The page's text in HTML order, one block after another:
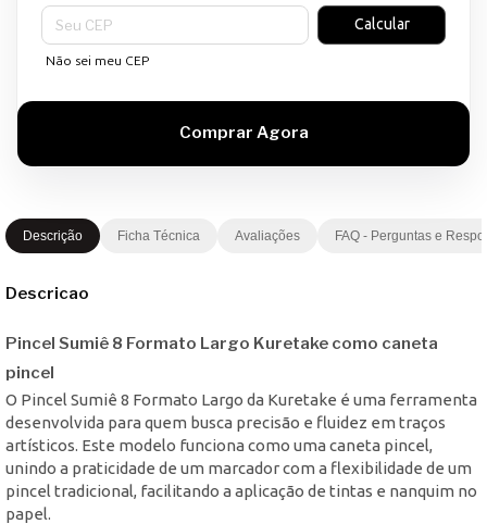
Entregas para o CEP:
Calcular
Não sei meu CEP
Descrição Ficha Técnica Avaliações FAQ - Perguntas e
Descricao
Pincel Sumiê 8 Formato Largo Kuretake como caneta
pincel
O Pincel Sumiê 8 Formato Largo da Kuretake é uma ferramenta
desenvolvida para quem busca precisão e fluidez em traços
artísticos. Este modelo funciona como uma caneta pincel,
unindo a praticidade de um marcador com a flexibilidade de um
pincel tradicional, facilitando a aplicação de tintas e nanquim no
papel.